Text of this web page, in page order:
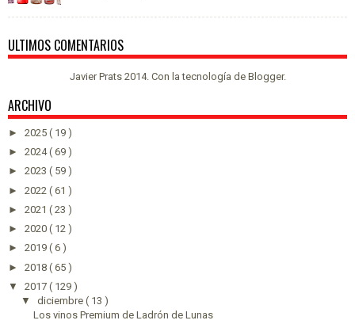
ULTIMOS COMENTARIOS
Javier Prats 2014. Con la tecnología de Blogger.
ARCHIVO
► 2025 ( 19 )
► 2024( 69 )
► 2023 ( 59 )
► 2022 ( 61 )
► 2021 ( 23 )
► 2020 ( 12 )
► 2019 ( 6 )
► 2018 ( 65 )
▼ 2017 ( 129 )
▼ diciembre ( 13 )
Los vinos Premium de Ladrón de Lunas